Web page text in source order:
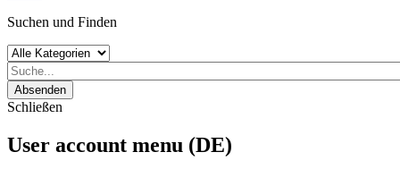
Suchen und Finden
Absenden
Schließen
User account menu (DE)